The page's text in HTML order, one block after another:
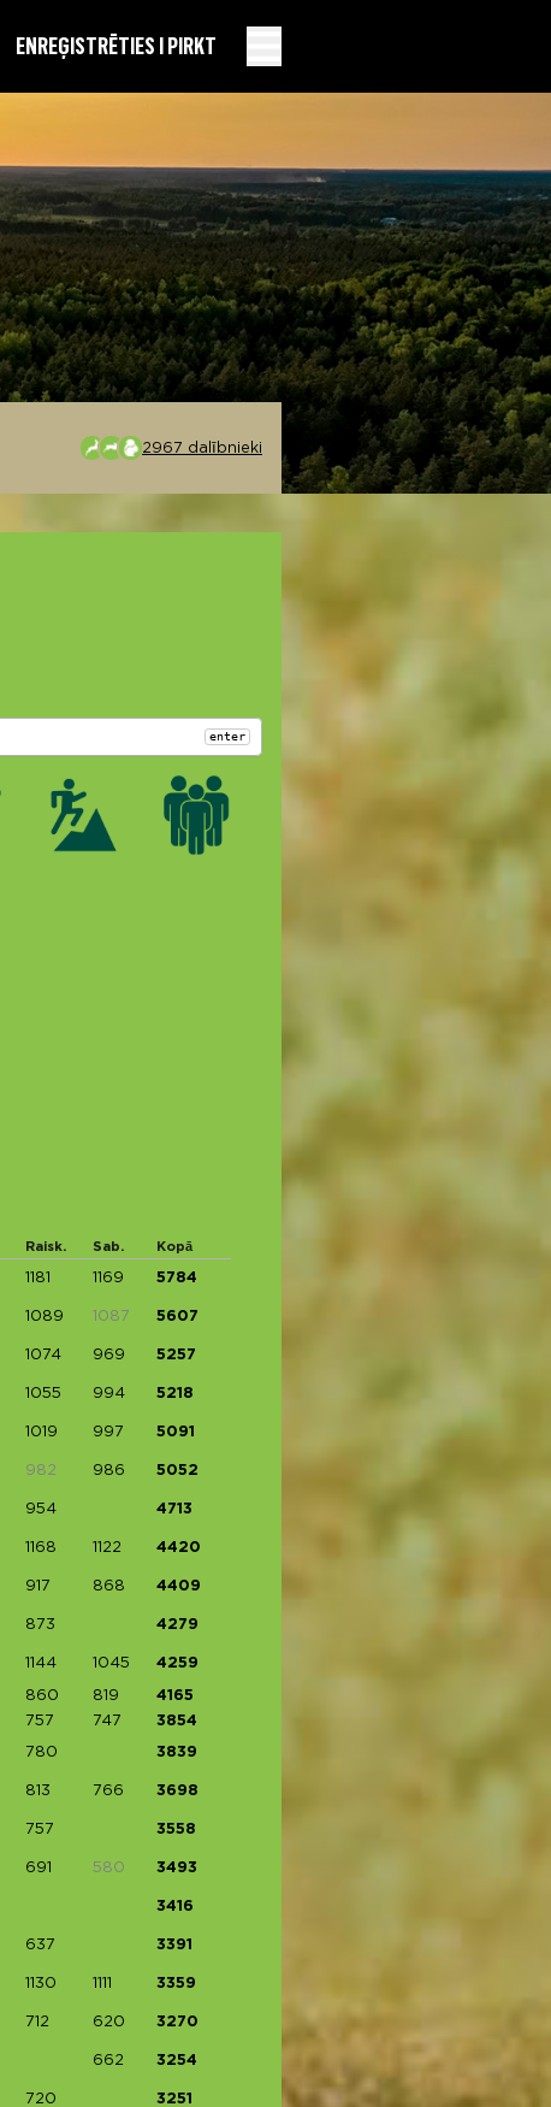
ENREĢISTRĒTIES I PIRKT
2967 dalībnieki
enter
Raisk. Sab. Kopā
1181 1169 5784
1089 1087 5607
1074 969 5257
1055 994 5218
1019 997 5091
982 986 5052
954 4713
1168 1122 4420
917 868 4409
873 4279
1144 1045 4259
860 819
4165
757 747 3854
780 3839
813 766 3698
757 3558
691 580 3493
3416
637 3391
1130 1111 3359
712 620 3270
662 3254
720 3251